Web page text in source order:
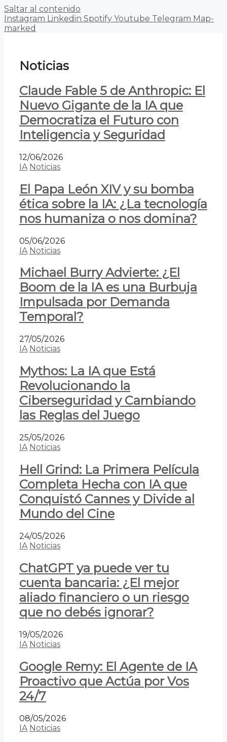
Saltar al contenido
Instagram Linkedin Spotify Youtube Telegram Map-
marked
Noticias
Claude Fable 5 de Anthropic: El
Nuevo Gigante de la IA que
Democratiza el Futuro con
Inteligencia y Seguridad
12/06/2026
IA Noticias
El Papa León XIV y su bomba
ética sobre la IA: ¿La tecnología
nos humaniza o nos domina?
05/06/2026
IA Noticias
Michael Burry Advierte: ¿El
Boom de la IA es una Burbuja
Impulsada por Demanda
Temporal?
27/05/2026
IA Noticias
Mythos: La IA que Está
Revolucionando la
Ciberseguridad y Cambiando
las Reglas del Juego
25/05/2026
IA Noticias
Hell Grind: La Primera Película
Completa Hecha con IA que
Conquistó Cannes y Divide al
Mundo del Cine
24/05/2026
IA Noticias
ChatGPT ya puede ver tu
cuenta bancaria: ¿El mejor
aliado financiero o un riesgo
que no debés ignorar?
19/05/2026
IA Noticias
Google Remy: El Agente de IA
Proactivo que Actúa por Vos
24/7
08/05/2026
IA Noticias